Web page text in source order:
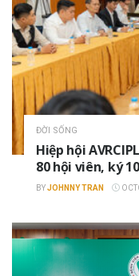
ĐỜI SỐNG
Hiệp hội
80 hội viên, ký
BYJOHNNY TRAN